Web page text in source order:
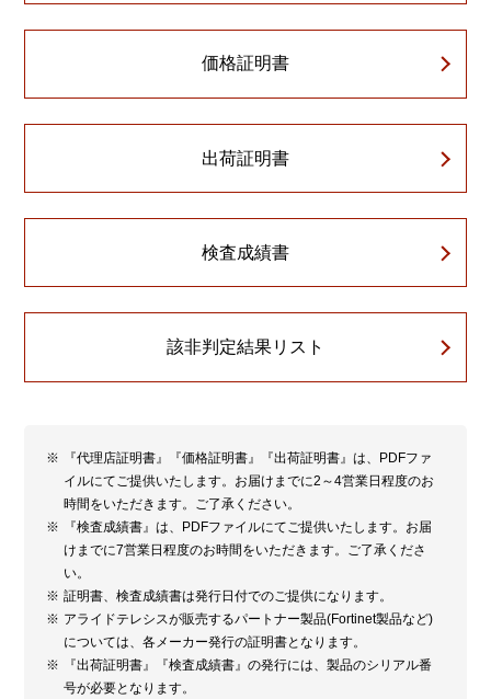
価格証明書
出荷証明書
検査成績書
該非判定結果リスト
『代理店証明書』『価格証明書』『出荷証明書』は、PDFファ
イルにてご提供いたします。お届けまでに2～4営業日程度のお
時間をいただきます。ご了承ください。
『検査成績書』は、PDFファイルにてご提供いたします。お届
けまでに7営業日程度のお時間をいただきます。ご了承くださ
い。
証明書、検査成績書は発行日付でのご提供になります。
アライドテレシスが販売するパートナー製品(Fortinet製品など)
については、各メーカー発行の証明書となります。
『出荷証明書』『検査成績書』の発行には、製品のシリアル番
号が必要となります。